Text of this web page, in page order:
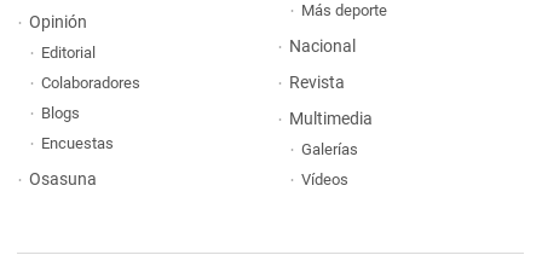
Opinión
Editorial
Colaboradores
Blogs
Encuestas
Osasuna
Más deporte
Nacional
Revista
Multimedia
Galerías
Vídeos